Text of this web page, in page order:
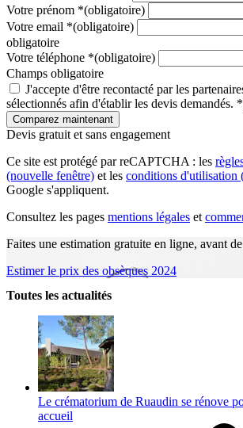
Votre prénom *(obligatoire)
Votre email *(obligatoire)
obligatoire
Votre téléphone *(obligatoire)
Champs obligatoire
J'accepte d'être recontacté par les
sélectionnés afin d'établir les devis demandés. *
Devis gratuit et sans engagement
Ce site est protégé par reCAPTCHA : les
(nouvelle fenêtre) et les conditions d'utilisation
Google s'appliquent.
Consultez les pages mentions légales et
Faites une estimation gratuite en ligne, avant
Estimer le prix des obsèques 2024
Toutes les actualités
Le crématorium de Ruaudin se rénove
accueil